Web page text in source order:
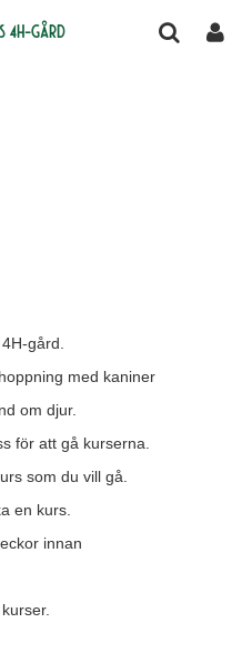
4H-gård
gård.
med kaniner
om djur.
för att gå kurserna.
som du vill gå.
en kurs.
innan